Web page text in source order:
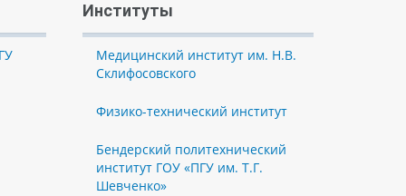
Институты
Медицинский институт им. Н.В.
Склифосовского
Физико-технический институт
Бендерский политехнический
институт ГОУ «ПГУ им. Т.Г.
Шевченко»